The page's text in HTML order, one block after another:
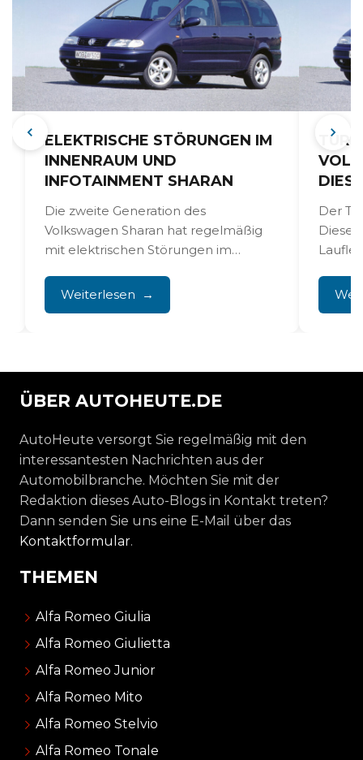
ELEKTRISCHE STÖRUNGEN IM
INNENRAUM UND
INFOTAINMENT SHARAN
Die zweite Generation des
Volkswagen Sharan hat regelmäßig
mit elektrischen Störungen im
Infotainmentsystem zu kämpfen. Von
einfrierenden...
Weiterlesen
Der
ÜBER AUTOHEUTE.DE
AutoHeute versorgt Sie regelmäßig mit den
interessantesten Nachrichten aus der
Automobilbranche. Möchten Sie mit der
Redaktion dieses Auto-Blogs in Kontakt treten?
Dann senden Sie uns eine E-Mail über das
Kontaktformular.
THEMEN
Alfa Romeo Giulia
Alfa Romeo Giulietta
Alfa Romeo Junior
Alfa Romeo Mito
Alfa Romeo Stelvio
Alfa Romeo Tonale